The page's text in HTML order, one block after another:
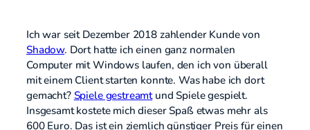
Ich war seit Dezember 2018 zahlender Kunde von
Shadow. Dort hatte ich einen ganz normalen
Computer mit Windows laufen, den ich von überall
mit einem Client starten konnte. Was habe ich dort
gemacht? Spiele gestreamtund Spiele gespielt.
Insgesamt kostete mich dieser Spaß etwas mehr als
600 Euro. Das ist ein ziemlich günstiger Preis für einen